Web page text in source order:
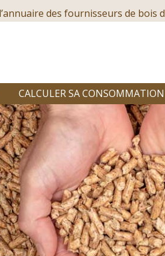
des fournisseurs de
CALCULER SA CONSOMMATION